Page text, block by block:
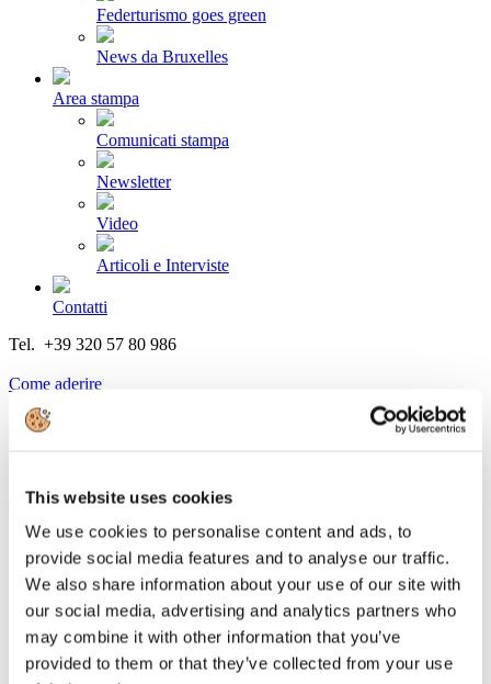
This website uses cookies
We use cookies to personalise content and ads, to
provide social media features and to analyse our traffic.
We also share information about your use of our site with
our social media, advertising and analytics partners who
may combine it with other information that you’ve
provided to them or that they’ve collected from your use
Federturismo goes green
News da Bruxelles
Area stampa
Comunicati stampa
Newsletter
Video
Articoli e Interviste
Contatti
Tel. +39 320 57 80 986
Come aderire
Login
"I giacimenti culturali: il nostro passato è
il nostro futuro"
Dettagli